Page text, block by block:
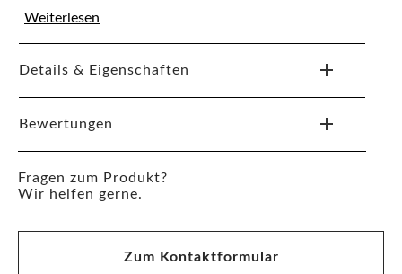
Weiterlesen
Details & Eigenschaften
Bewertungen
Fragen zum Produkt?
Wir helfen gerne.
Zum Kontaktformular